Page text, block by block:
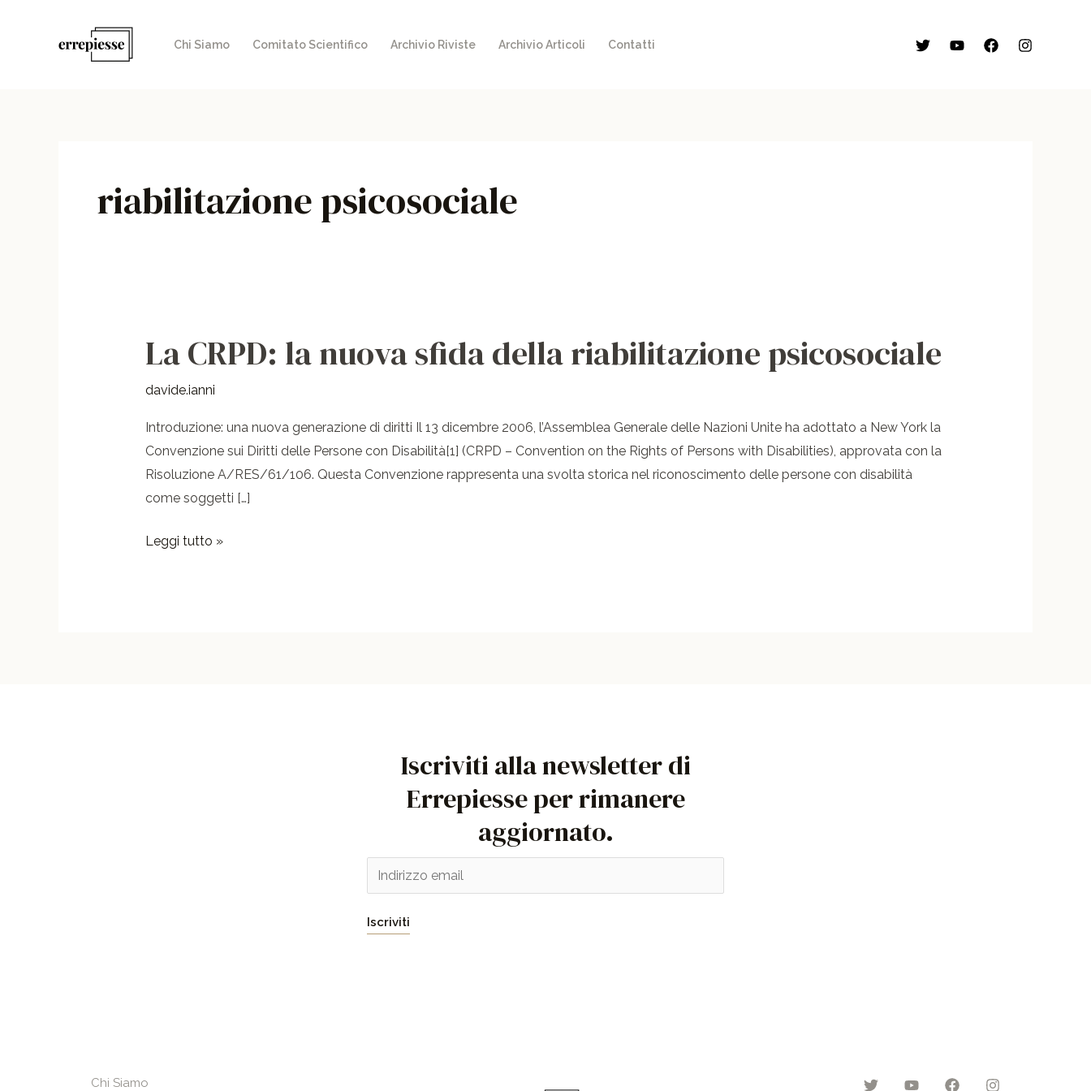
Chi Siamo Comitato Scientifico Archivio Riviste Archivio Articoli Contatti
riabilitazione psicosociale
La CRPD: la nuova sfida della riabilitazione psicosociale
davide.ianni
Introduzione: una nuova generazione di diritti Il 13 dicembre 2006, l’Assemblea Generale delle Nazioni Unite ha adottato a New York la
Convenzione sui Diritti delle Persone con Disabilità[1] (CRPD – Convention on the Rights of Persons with Disabilities), approvata con la
Risoluzione A/RES/61/106. Questa Convenzione rappresenta una svolta storica nel riconoscimento delle persone con disabilità
come soggetti […]
La
CRPD:
la
psicosociale
Leggi tutto »
Iscriviti alla newsletter di
Errepiesse per rimanere
aggiornato.
m
a
i
Iscriviti
Chi Siamo